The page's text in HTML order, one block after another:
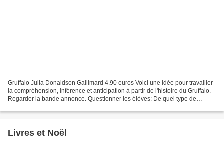
Gruffalo Julia Donaldson Gallimard 4.90 euros Voici une idée pour travailler
la compréhension, inférence et anticipation à partir de l'histoire du Gruffalo.
Regarder la bande annonce. Questionner les élèves: De quel type de
Livres et Noël